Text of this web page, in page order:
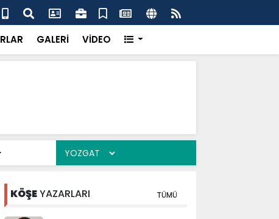
Çeşka Kalesi'nde buluştu
GALERİ VİDEO
KÖŞEYAZARLARI TÜMÜ